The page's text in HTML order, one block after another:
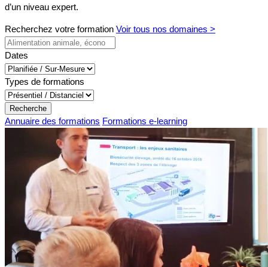
d’un niveau expert.
Recherchez votre formation Voir tous nos domaines >
Dates
Types de formations
Recherche
Annuaire des formations Formations e-learning